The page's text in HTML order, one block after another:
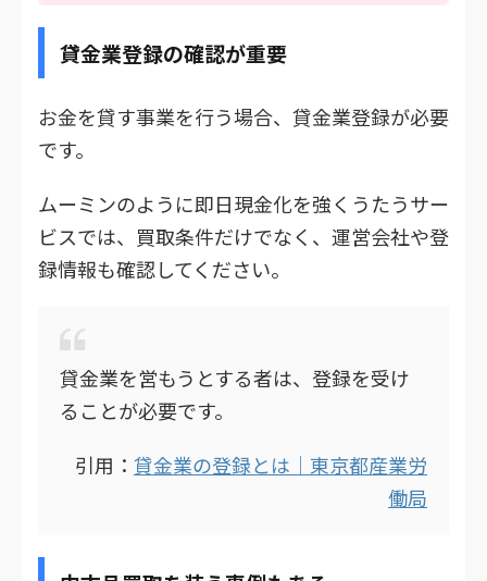
貸金業登録の確認が重要
お金を貸す事業を行う場合、貸金業登録が必要
です。
ムーミンのように即日現金化を強くうたうサー
ビスでは、買取条件だけでなく、運営会社や登
録情報も確認してください。
貸金業を営もうとする者は、登録を受け
ることが必要です。
引用： 貸金業の登録とは｜東京都産業労
働局